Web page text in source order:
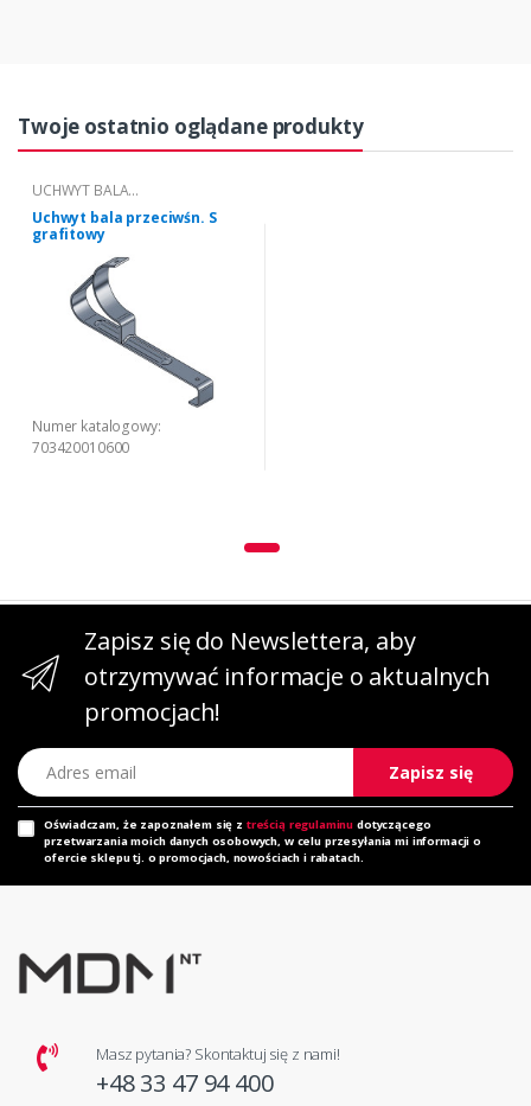
Twoje ostatnio oglądane produkty
UCHWYT BALA
PRZECIWŚNIEGOWEGO "S"
Uchwyt bala przeciwśn. S
grafitowy
Numer katalogowy:
703420010600
Zapisz się do Newslettera, aby
otrzymywać informacje o aktualnych
promocjach!
Adres email
Zapisz się
Oświadczam, że zapoznałem się z treścią regulaminu dotyczącego
przetwarzania moich danych osobowych, w celu przesyłania mi informacji o
ofercie sklepu tj. o promocjach, nowościach i rabatach.
Masz pytania? Skontaktuj się z nami!
+48 33 47 94 400